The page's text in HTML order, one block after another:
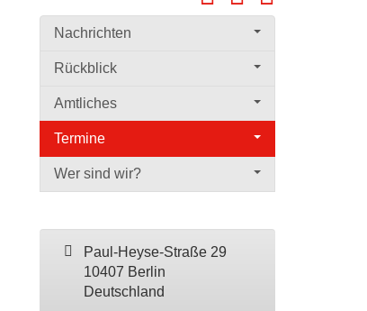
Nachrichten
Rückblick
Amtliches
Termine
Wer sind wir?
Paul-Heyse-Straße 29
10407 Berlin
Deutschland